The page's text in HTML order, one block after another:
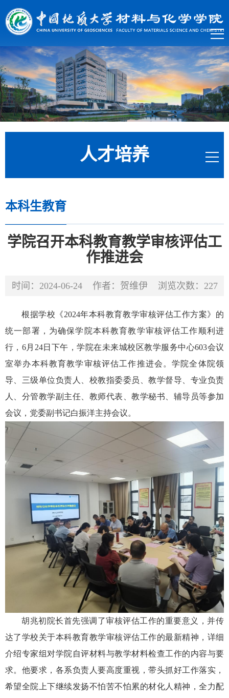
人才培养
本科生教育
学院召开本科教育教学审核评估工
作推进会
时间：2024-06-24 作者：贺维伊 浏览次数： 227
根据学校《2024年本科教育教学审核评估工作方案》的
统一部署，为确保学院本科教育教学审核评估工作顺利进
行，6月24日下午，学院在未来城校区教学服务中心603会议
室举办本科教育教学审核评估工作推进会。学院全体院领
导、三级单位负责人、校教指委委员、教学督导、专业负责
人、分管教学副主任、教师代表、教学秘书、辅导员等参加
会议，党委副书记白振洋主持会议。
胡兆初院长首先强调了审核评估工作的重要意义，并传
达了学校关于本科教育教学审核评估工作的最新精神，详细
介绍专家组对学院自评材料与教学材料检查工作的内容与要
求。他要求，各系负责人要高度重视，带头抓好工作落实，
希望全院上下继续发扬不怕苦不怕累的材化人精神，全力配